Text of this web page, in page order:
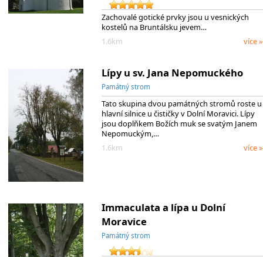
Zachovalé gotické prvky jsou u vesnických
kostelů na Bruntálsku jevem…
1.6km
více »
Lípy u sv. Jana Nepomuckého
Památný strom
Tato skupina dvou památných stromů roste u
hlavní silnice u čističky v Dolní Moravici. Lípy
jsou doplňkem Božích muk se svatým Janem
Nepomuckým,…
1.6km
více »
Immaculata a lípa u Dolní
Moravice
Památný strom